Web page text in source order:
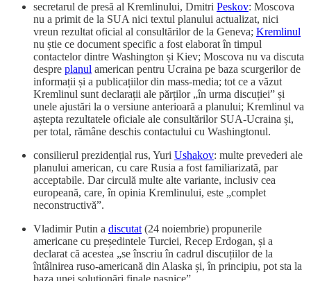
secretarul de presă al Kremlinului, Dmitri Peskov: Moscova
nu a primit de la SUA nici textul planului actualizat, nici
vreun rezultat oficial al consultărilor de la Geneva; Kremlinul
nu știe ce document specific a fost elaborat în timpul
contactelor dintre Washington și Kiev; Moscova nu va discuta
despre planul american pentru Ucraina pe baza scurgerilor de
informații și a publicațiilor din mass-media; tot ce a văzut
Kremlinul sunt declarații ale părților „în urma discuției” și
unele ajustări la o versiune anterioară a planului; Kremlinul va
aștepta rezultatele oficiale ale consultărilor SUA-Ucraina și,
per total, rămâne deschis contactului cu Washingtonul.
consilierul prezidențial rus, Yuri Ushakov: multe prevederi ale
planului american, cu care Rusia a fost familiarizată, par
acceptabile. Dar circulă multe alte variante, inclusiv cea
europeană, care, în opinia Kremlinului, este „complet
neconstructivă”.
Vladimir Putin a discutat (24 noiembrie) propunerile
americane cu președintele Turciei, Recep Erdogan, și a
declarat că acestea „se înscriu în cadrul discuțiilor de la
întâlnirea ruso-americană din Alaska și, în principiu, pot sta la